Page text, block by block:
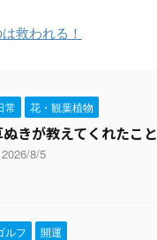
救われる！
常 花・観葉植物
きが教えてくれたこと
2026/8/5
ルフ 開運